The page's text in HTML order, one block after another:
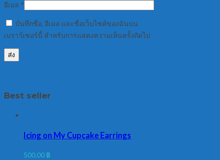
อีเมล *
บันทึกชื่อ, อีเมล และชื่อเว็บไซต์ของฉันบน
เบราว์เซอร์นี้ สำหรับการแสดงความเห็นครั้งถัดไป
Best seller
Icing on My Cupcake Earrings
500.00 ฿